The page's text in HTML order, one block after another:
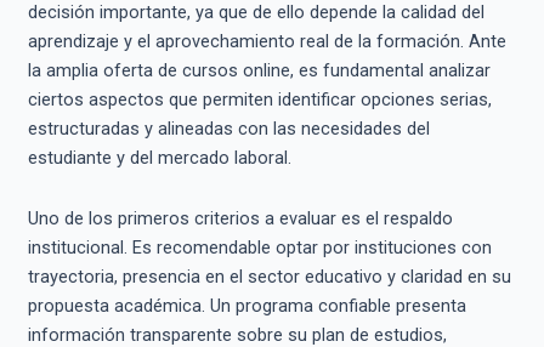
decisión importante, ya que de ello depende la calidad del
aprendizaje y el aprovechamiento real de la formación. Ante
la amplia oferta de cursos online, es fundamental analizar
ciertos aspectos que permiten identificar opciones serias,
estructuradas y alineadas con las necesidades del
estudiante y del mercado laboral.
Uno de los primeros criterios a evaluar es el respaldo
institucional. Es recomendable optar por instituciones con
trayectoria, presencia en el sector educativo y claridad en su
propuesta académica. Un programa confiable presenta
información transparente sobre su plan de estudios,